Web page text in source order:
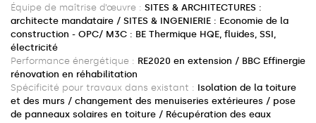
Équipe de maîtrise d’œuvre : SITES & ARCHITECTURES :
architecte mandataire / SITES & INGENIERIE : Economie de la
construction - OPC/ M3C : BE Thermique HQE, fluides, SSI,
électricité
Performance énergétique : RE2020 en extension / BBC Effinergie
rénovation en réhabilitation
Spécificité pour travaux dans existant : Isolation de la toiture
et des murs / changement des menuiseries extérieures / pose
de panneaux solaires en toiture / Récupération des eaux